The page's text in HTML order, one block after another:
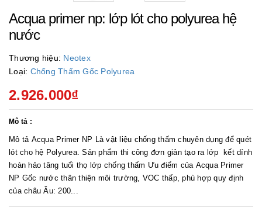
Acqua primer np: lớp lót cho polyurea hệ
nước
Thương hiệu: Neotex
Loại: Chống Thấm Gốc Polyurea
2.926.000₫
Mô tả :
Mô tả Acqua Primer NP Là vật liệu chống thấm chuyên dụng để quét
lót cho hệ Polyurea. Sản phẩm thi công đơn giản tạo ra lớp kết dính
hoàn hảo tăng tuổi thọ lớp chống thấm Ưu điểm của Acqua Primer
NP Gốc nước thân thiện môi trường, VOC thấp, phù hợp quy định
của châu Âu: 200...